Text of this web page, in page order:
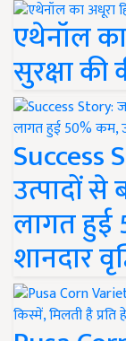
एथेनॉल
सुरक्षा
उत्पादों
लागत हुई
शानदार